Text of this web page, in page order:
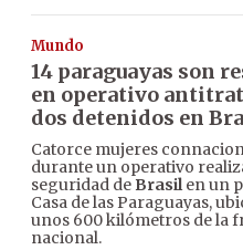
Mundo
14 paraguayas son
en operativo
dos detenidos en
Catorce mujeres
durante un operativo
seguridad de Brasilen un
Casa de las Paraguayas,
unos 600 kilómetros de la
nacional.